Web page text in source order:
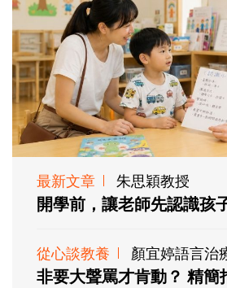
最新文章 朱思穎教授
開學前，讓老師先認識孩
從心談教養 顏宜婷語言治
非要大聲罵才肯動？ 精簡